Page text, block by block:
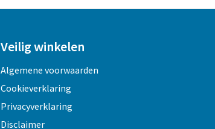
Veilig winkelen
Algemene voorwaarden
Cookieverklaring
Privacyverklaring
Disclaimer